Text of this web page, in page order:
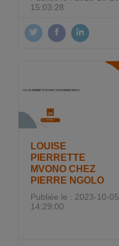
15:03:28
LOUISE
PIERRETTE
MVONO CHEZ
PIERRE NGOLO
Publiée le : 2023-10-05
14:29:00